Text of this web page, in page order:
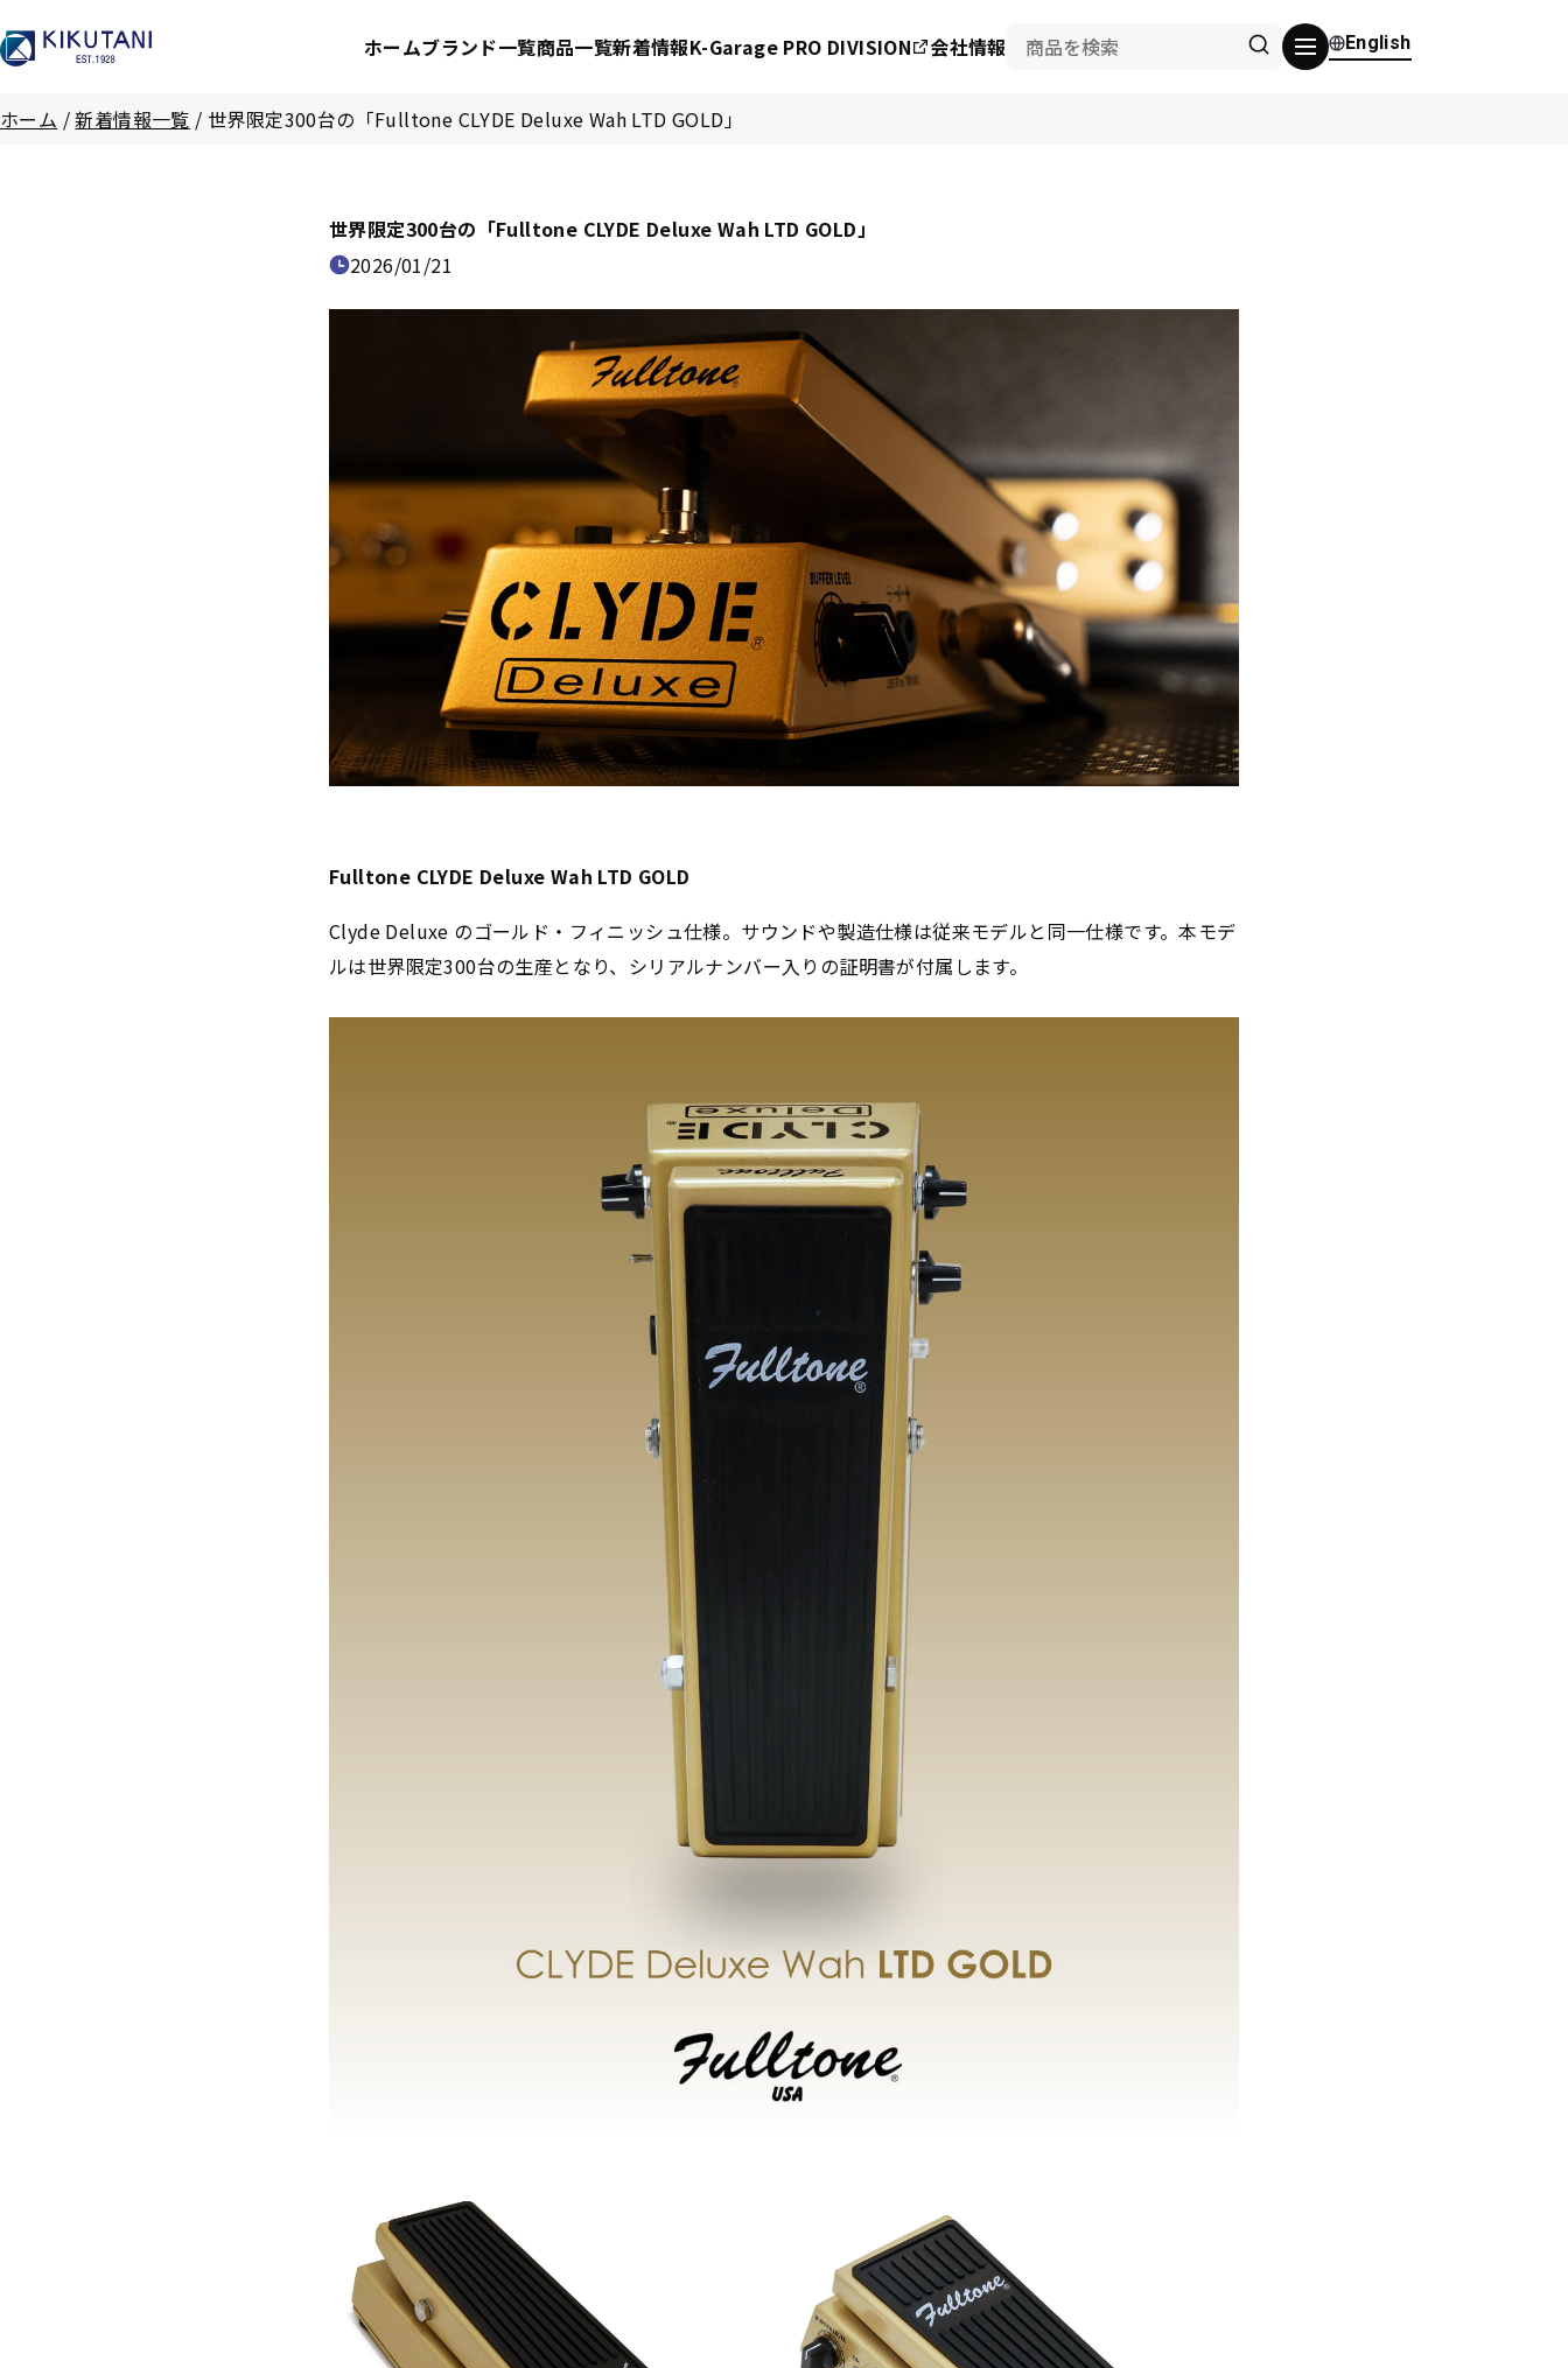
ホームブランド一覧商品一覧新着情報K-Garage PRO DIVISION 会社情報 English
ホーム /新着情報一覧 / 世界限定300台の「Fulltone CLYDE Deluxe Wah LTD GOLD」
世界限定300台の「Fulltone CLYDE Deluxe Wah LTD GOLD」
2026/01/21
Fulltone CLYDE Deluxe Wah LTD GOLD
Clyde Deluxe のゴールド・フィニッシュ仕様。サウンドや製造仕様は従来モデルと同一仕様です。本モデ
ルは世界限定300台の生産となり、シリアルナンバー入りの証明書が付属します。